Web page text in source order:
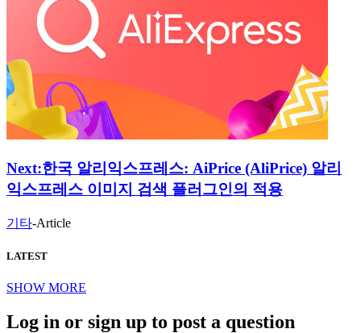
Next:한국 알리익스프레스: AiPrice (AliPrice) 알리
익스프레스 이미지 검색 플러그인의 적용
기타-Article
LATEST
SHOW MORE
Log in or sign up to post a question